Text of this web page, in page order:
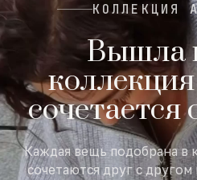
КОЛЛЕКЦИЯ
Вышла
Каждая вещь подобрана в
сочетаются друг с